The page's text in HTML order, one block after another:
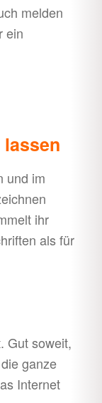
melden
ein
und im
ihr
als für
Gut soweit,
ganze
Internet